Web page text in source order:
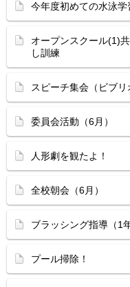
今年度初めての水泳学
オープンスクール(1)
し訓練
スピーチ集会（ビブリ
委員会活動（6月）
人形劇を観たよ！
全校朝会（6月）
ブラッシング指導（1
プール掃除！